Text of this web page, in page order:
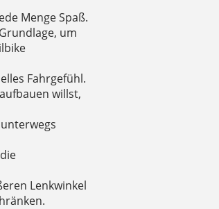
Menge Spaß.
um
Fahrgefühl.
willst,
Lenkwinkel